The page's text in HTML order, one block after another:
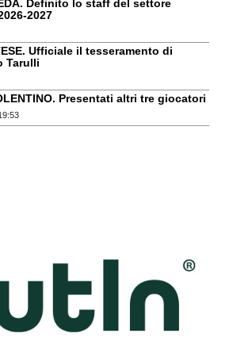
Definito lo staff del settore
2027
Ufficiale il tesseramento di
Tarulli
Presentati altri tre giocatori